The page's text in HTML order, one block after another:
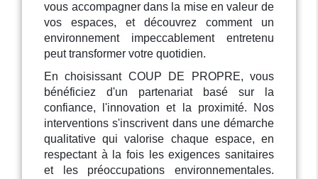
vous accompagner dans la mise en valeur de
vos espaces, et découvrez comment un
environnement impeccablement entretenu
peut transformer votre quotidien.
En choisissant COUP DE PROPRE, vous
bénéficiez d'un partenariat basé sur la
confiance, l'innovation et la proximité. Nos
interventions s'inscrivent dans une démarche
qualitative qui valorise chaque espace, en
respectant à la fois les exigences sanitaires
et les préoccupations environnementales.